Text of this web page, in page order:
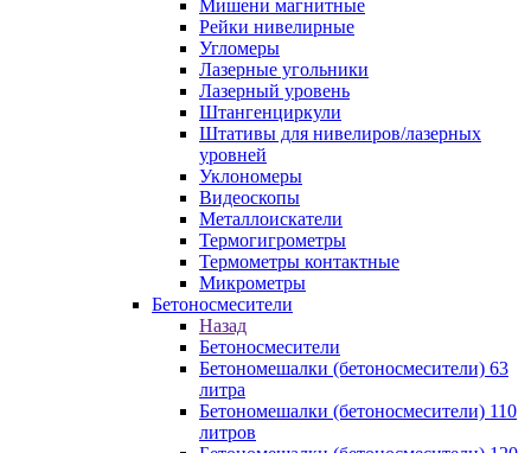
Мишени магнитные
Рейки нивелирные
Угломеры
Лазерные угольники
Лазерный уровень
Штангенциркули
Штативы для нивелиров/лазерных
уровней
Уклономеры
Видеоскопы
Металлоискатели
Термогигрометры
Термометры контактные
Микрометры
Бетоносмесители
Назад
Бетоносмесители
Бетономешалки (бетоносмесители) 63
литра
Бетономешалки (бетоносмесители) 110
литров